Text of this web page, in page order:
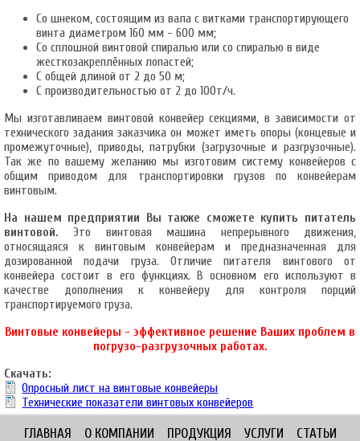
Со шнеком, состоящим из вала с витками транспортирующего
винта диаметром 160 мм - 600 мм;
Со сплошной винтовой спиралью или со спиралью в виде
жесткозакреплённых лопастей;
С общей длиной от 2 до 50 м;
С производительностью от 2 до 100т/ч.
Мы изготавливаем винтовой конвейер секциями, в зависимости от
технического задания заказчика он может иметь опоры (концевые и
промежуточные), приводы, патрубки (загрузочные и разгрузочные).
Так же по вашему желанию мы изготовим систему конвейеров с
общим приводом для транспортировки грузов по конвейерам
винтовым.
На нашем предприятии Вы также сможете купить питатель
винтовой. Это винтовая машина непрерывного движения,
относящаяся к винтовым конвейерам и предназначенная для
дозированной подачи груза. Отличие питателя винтового от
конвейера состоит в его функциях. В основном его используют в
качестве дополнения к конвейеру для контроля порций
транспортируемого груза.
Винтовые конвейеры - эффективное решение Ваших проблем в
погрузо-разгрузочных работах.
Скачать:
Опросный лист на винтовые конвейеры
Технические показатели винтовых конвейеров
ГЛАВНАЯ О КОМПАНИИ ПРОДУКЦИЯ УСЛУГИ СТАТЬИ